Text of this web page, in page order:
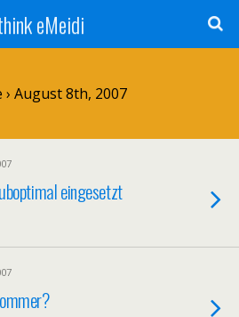
eMeidi
› August 8th, 2007
eingesetzt